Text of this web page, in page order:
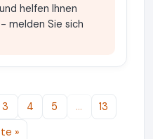
helfen Ihnen
melden Sie sich
3 4 5 …
13
»